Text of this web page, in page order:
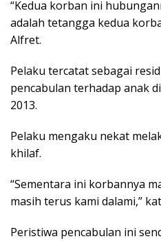
“Kedua korban ini
adalah tetangga kedua
Alfret.
Pelaku tercatat sebagai
pencabulan terhadap anak
2013.
Pelaku mengaku nekat
khilaf.
“Sementara ini korbannya
masih terus kami dalami,”
Peristiwa pencabulan ini